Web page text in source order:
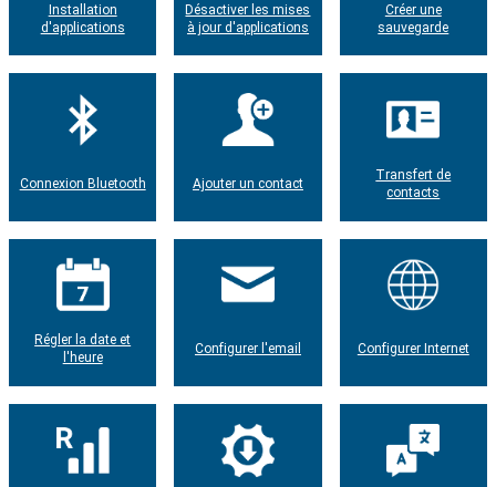
Installation
d'applications
Désactiver les mises
à jour d'applications
Créer une
sauvegarde
Connexion Bluetooth Ajouter un contact
Transfert de
contacts
Régler la date et
l'heure
Configurer l'email Configurer Internet